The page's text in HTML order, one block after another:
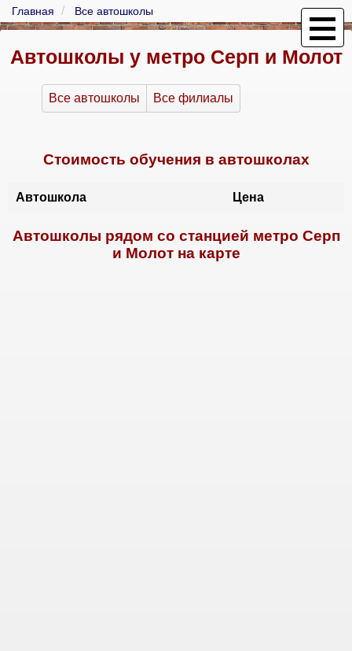
Главная Все автошколы
Автошколы у метро Серп и Молот
Все автошколы Все филиалы
Стоимость обучения в автошколах
Автошкола Цена
Автошколы рядом со станцией метро Серп
и Молот на карте